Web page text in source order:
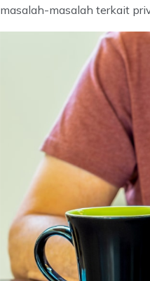
masalah-masalah terkait